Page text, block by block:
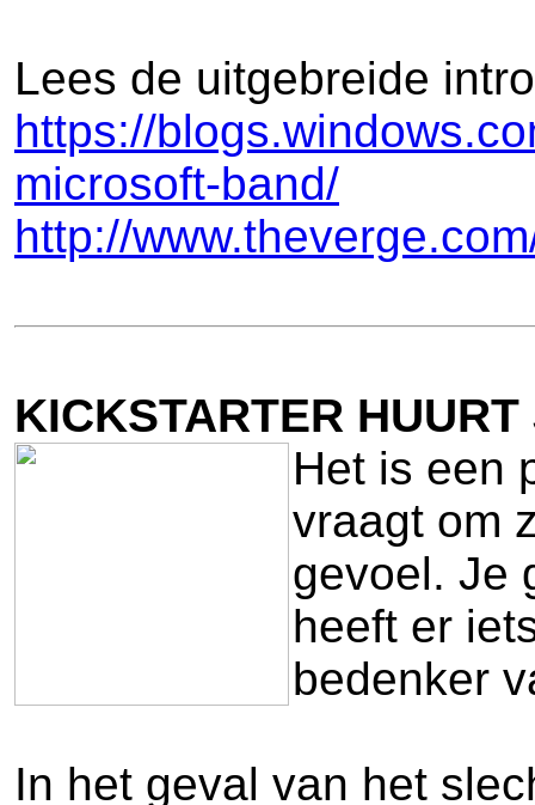
Lees de uitgebreide
https://
microsoft-band/
http://
KICKSTARTER
Het is een
vraagt om
gevoel. Je
heeft er
bedenker
In het geval van het